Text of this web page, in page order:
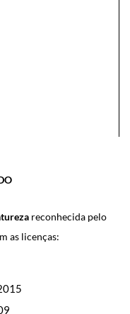
reconhecida pelo
as licenças: